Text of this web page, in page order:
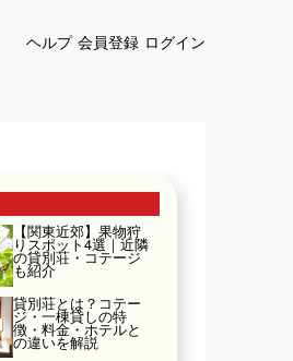
ヘルプ 会員登録 ログイン
【関東近郊】果物狩
りスポット4選｜近隣
の貸別荘・コテージ
も紹介
貸別荘とは？コテー
ジ・一棟貸しの特
徴・料金・ホテルと
の違いを解説